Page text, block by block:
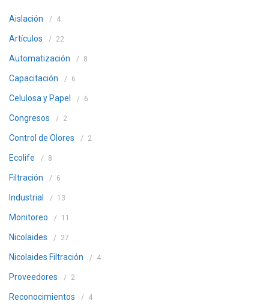
Aislación 4
Artículos 22
Automatización 8
Capacitación 6
Celulosa y Papel 6
Congresos 2
Control de Olores 2
Ecolife 8
Filtración 6
Industrial 13
Monitoreo 11
Nicolaides 27
Nicolaides Filtración 4
Proveedores 2
Reconocimientos 4